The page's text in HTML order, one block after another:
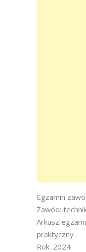
Egzamin
Zawód:
Arkusz
praktyczny
Rok: 2024